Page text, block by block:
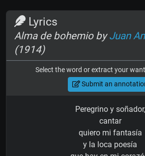
Lyrics
Alma de bohemio byJuan
(1914)
Select the word or extract your
Submit an
Peregrino y soñador,
cantar
quiero mi fantasía
y la loca poesía